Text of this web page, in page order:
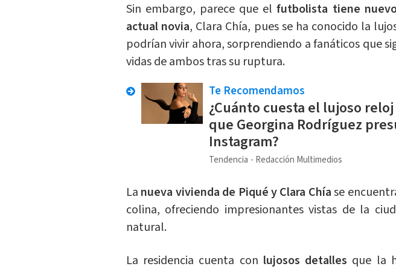
Sin embargo, parece que elfutbolista tiene
actual novia, Clara Chía, pues se ha conocido la
podrían vivir ahora, sorprendiendo a fanáticos que
vidas de ambos tras su ruptura.
Te Recomendamos
¿Cuánto cuesta el lujoso reloj
que Georgina Rodríguez
Instagram?
Tendencia Redacción Multimedios
La nueva vivienda de Piqué y Clara Chíase
colina, ofreciendo impresionantes vistas de la
natural.
La residencia cuenta con lujosos detalles que la